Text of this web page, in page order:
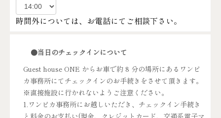
時間外については、お電話にてご相談下さい。
●当日のチェックインについて
Guest house ONE からお車で約 8 分の場所にあるワンピ
カ事務所にてチェックインのお手続きをさせて頂きます。
※直接施設に行かれないようご注意ください。
1.ワンピカ事務所にお越しいただき、チェックイン手続き
と料金のお支払い(現金、クレジットカード、交通系電子マ